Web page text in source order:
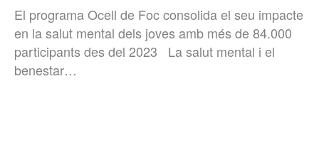
El programa Ocell de Foc consolida el seu impacte
en la salut mental dels joves amb més de 84.000
participants des del 2023 La salut mental i el
benestar…